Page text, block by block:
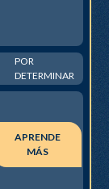
POR
DETERMINAR
APRENDE
MÁS